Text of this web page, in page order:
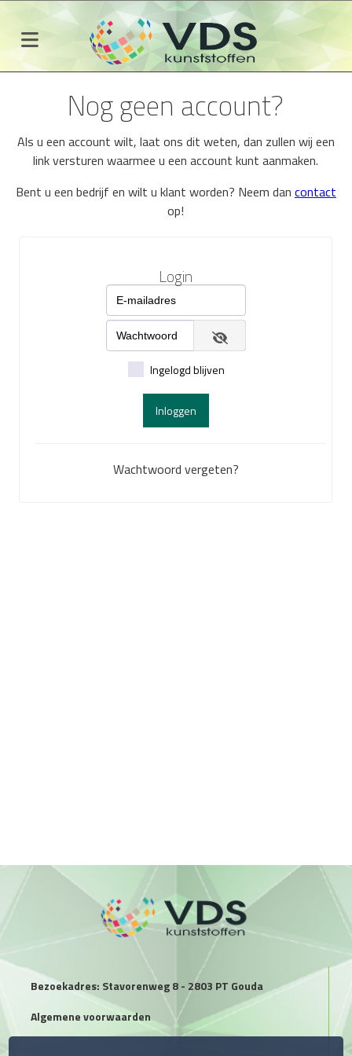
Nog geen account?
Als u een account wilt, laat ons dit weten, dan zullen wij een
link versturen waarmee u een account kunt aanmaken.
Bent u een bedrijf en wilt u klant worden? Neem dan contact
op!
Login
Ingelogd blijven
Inloggen
Wachtwoord vergeten?
Bezoekadres: Stavorenweg 8 - 2803 PT Gouda
Algemene voorwaarden